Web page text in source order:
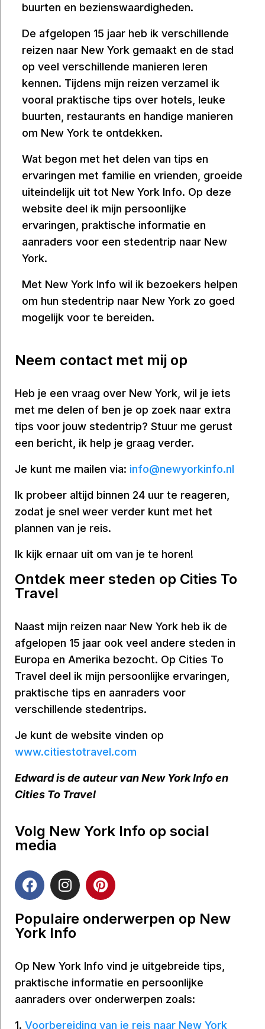
buurten en bezienswaardigheden.
De afgelopen 15 jaar heb ik verschillende
reizen naar New York gemaakt en de stad
op veel verschillende manieren leren
kennen. Tijdens mijn reizen verzamel ik
vooral praktische tips over hotels, leuke
buurten, restaurants en handige manieren
om New York te ontdekken.
Wat begon met het delen van tips en
ervaringen met familie en vrienden, groeide
uiteindelijk uit tot New York Info. Op deze
website deel ik mijn persoonlijke
ervaringen, praktische informatie en
aanraders voor een stedentrip naar New
York.
Met New York Info wil ik bezoekers helpen
om hun stedentrip naar New York zo goed
mogelijk voor te bereiden.
Neem contact met mij op
Heb je een vraag over New York, wil je iets
met me delen of ben je op zoek naar extra
tips voor jouw stedentrip? Stuur me gerust
een bericht, ik help je graag verder.
Je kunt me mailen via: info@newyorkinfo.nl
Ik probeer altijd binnen 24 uur te reageren,
zodat je snel weer verder kunt met het
plannen van je reis.
Ik kijk ernaar uit om van je te horen!
Ontdek meer steden op Cities To
Travel
Naast mijn reizen naar New York heb ik de
afgelopen 15 jaar ook veel andere steden in
Europa en Amerika bezocht. Op Cities To
Travel deel ik mijn persoonlijke ervaringen,
praktische tips en aanraders voor
verschillende stedentrips.
Je kunt de website vinden op
www.citiestotravel.com
Edward is de auteur van New York Info en
Cities To Travel
Volg New York Info op social
media
Populaire onderwerpen op New
York Info
Op New York Info vind je uitgebreide tips,
praktische informatie en persoonlijke
aanraders over onderwerpen zoals:
1. Voorbereiding van je reis naar New York